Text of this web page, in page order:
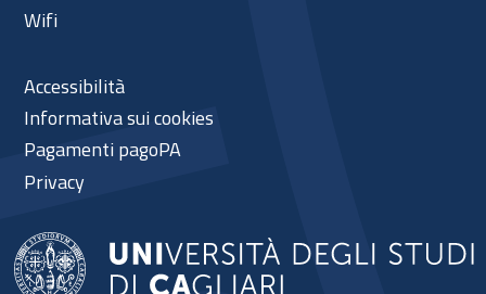
Wifi
Accessibilità
Informativa sui cookies
Pagamenti pagoPA
Privacy